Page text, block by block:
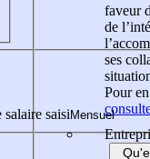
saisi
faveur
de
ses
Pour